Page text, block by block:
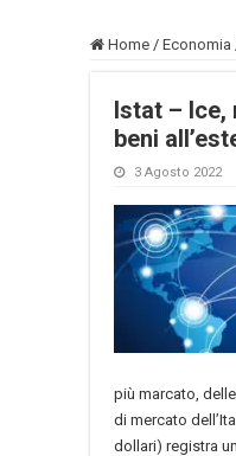
Home / Economia
Istat – Ice,
beni
3 Agosto 2022
più marcato,
di mercato
dollari) registra